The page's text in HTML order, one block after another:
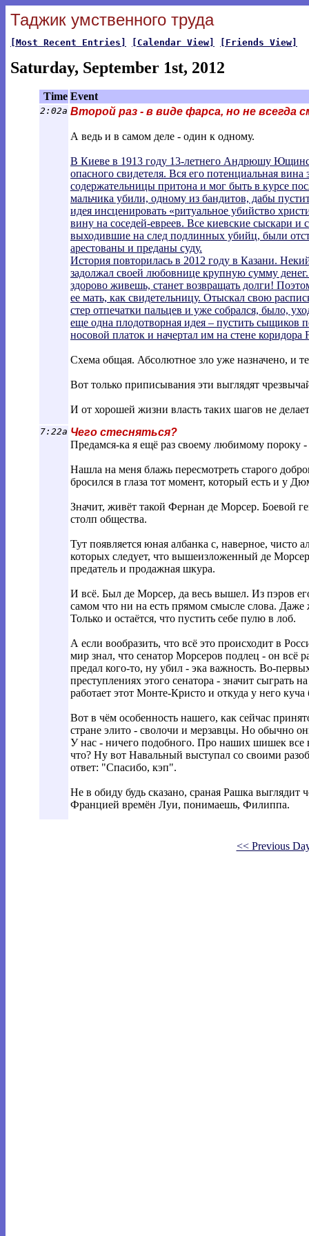
Таджик умственного труда
[Most Recent Entries] [Calendar View] [Friends View]
Saturday, September 1st, 2012
Time Event
2:02a Второй раз - в виде фарса, но не всегда
А ведь и в самом деле - один к одному.
В Киеве в 1913 году 13-летнего Андрюшу
опасного свидетеля. Вся его потенциальная
содержательницы притона и мог быть в курсе
мальчика убили, одному из бандитов, дабы
идея инсценировать «ритуальное убийство
вину на соседей-евреев. Все киевские сыскари и
выходившие на след подлинных убийц, были
арестованы и преданы суду.
История повторилась в 2012 году в Казани.
задолжал своей любовнице крупную сумму
здорово живешь, станет возвращать долги!
ее мать, как свидетельницу. Отыскал свою
стер отпечатки пальцев и уже собрался, было,
еще одна плодотворная идея – пустить сыщиков
носовой платок и начертал им на стене
Схема общая. Абсолютное зло уже назначено, и
Вот только приписывания эти выглядят
И от хорошей жизни власть таких шагов не
7:22a Чего стесняться?
Предамся-ка я ещё раз своему любимому пороку
Нашла на меня блажь пересмотреть старого
бросился в глаза тот момент, который есть и у
Значит, живёт такой Фернан де Морсер. Боевой
столп общества.
Тут появляется юная албанка с, наверное, чисто
которых следует, что вышеизложенный де
предатель и продажная шкура.
И всё. Был де Морсер, да весь вышел. Из пэров
самом что ни на есть прямом смысле слова.
Только и остаётся, что пустить себе пулю в лоб.
А если вообразить, что всё это происходит в
мир знал, что сенатор Морсеров подлец - он всё
предал кого-то, ну убил - эка важность. Во-
преступлениях этого сенатора - значит сыграть
работает этот Монте-Кристо и откуда у него куча
Вот в чём особенность нашего, как сейчас
стране элито - сволочи и мерзавцы. Но обычно
У нас - ничего подобного. Про наших шишек все
что? Ну вот Навальный выступал со своими
ответ: "Спасибо, кэп".
Не в обиду будь сказано, сраная Рашка выглядит
Францией времён Луи, понимаешь, Филиппа.
<< Previous